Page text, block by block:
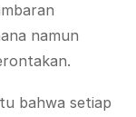
namun
bahwa setiap